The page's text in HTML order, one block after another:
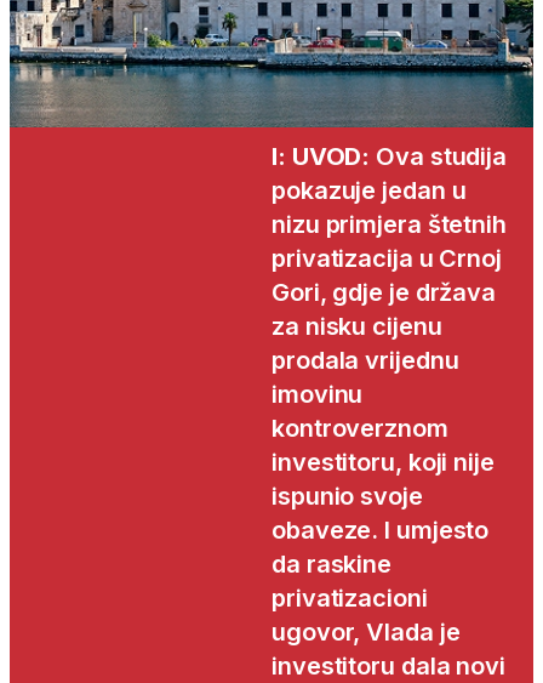
I: UVOD: Ova studija
pokazuje jedan u
nizu primjera štetnih
privatizacija u Crnoj
Gori, gdje je država
za nisku cijenu
prodala vrijednu
imovinu
kontroverznom
investitoru, koji nije
ispunio svoje
obaveze. I umjesto
da raskine
privatizacioni
ugovor, Vlada je
investitoru dala novi